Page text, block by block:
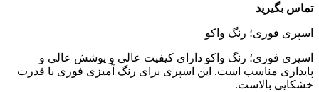
تماس بگیرید
اسپری فوری؛ رنگ واکو
اسپری فوری؛ رنگ واکو دارای کیفیت عالی و پوشش عالی و
پایداری مناسب است. این اسپری برای رنگ آمیزی فوری با قدرت
خشکایی بالاست.